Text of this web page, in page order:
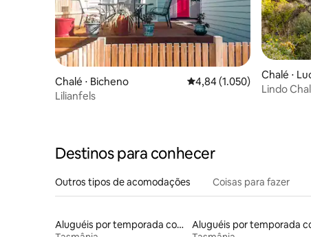
Chalé ⋅ Bicheno 4,84 de uma avaliação
4,84 (1.050)
Lilianfels
Chalé ⋅
Lindo
Destinos para conhecer
Outros tipos de acomodações Coisas para fazer
Aluguéis por temporada com banheiro para PCD